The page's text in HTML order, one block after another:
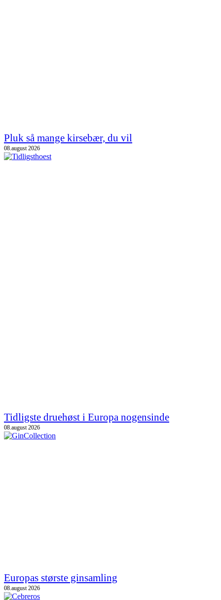
Pluk så mange kirsebær, du vil
08.august 2026
Tidligste druehøst i Europa nogensinde
08.august 2026
Europas største ginsamling
08.august 2026